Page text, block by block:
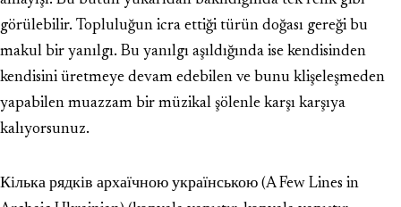
görülebilir. Topluluğun icra ettiği türün doğası gereği bu
makul bir yanılgı. Bu yanılgı aşıldığında ise kendisinden
kendisini üretmeye devam edebilen ve bunu klişeleşmeden
yapabilen muazzam bir müzikal şölenle karşı karşıya
kalıyorsunuz.
Кілька рядків архаїчною українською (A Few Lines in